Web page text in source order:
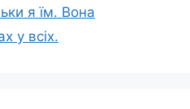
я їм. Вона
у всіх.